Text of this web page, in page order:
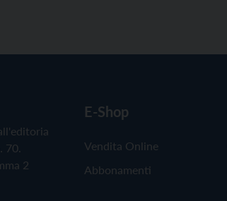
70.
2
E-Shop
Vendita Online
Abbonamenti